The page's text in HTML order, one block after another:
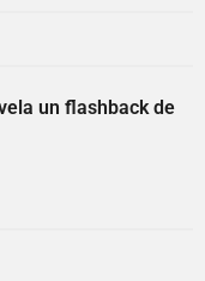
un flashback de